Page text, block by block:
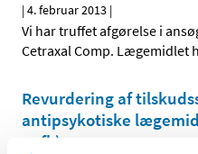
|4. februar 2013 |
Vi har truffet afgørelse i
Cetraxal Comp. Lægemidlet
Revurdering af
antipsykotiske
m.fl.)